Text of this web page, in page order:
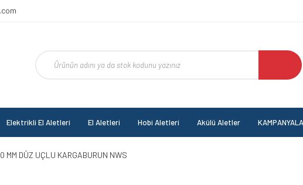
Elektrikli El Aletleri El Aletleri Hobi Aletleri Akülü Aletler
MM DÜZ UÇLU KARGABURUN NWS